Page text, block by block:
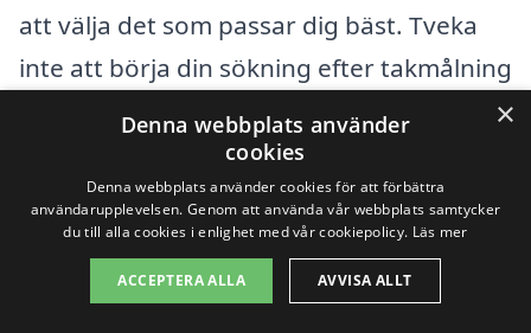
att välja det som passar dig bäst. Tveka
inte att börja din sökning efter takmålning
i Muskö eller i de närliggande städerna.
Med rätt hjälp kan du säkerställa att ditt
tak inte bara ser bra ut, utan också att det
är hållbart och långvarigt.
×
Denna webbplats använder
cookies
Denna webbplats använder cookies för att förbättra
användarupplevelsen. Genom att använda vår webbplats samtycker
du till alla cookies i enlighet med vår cookiepolicy. Läs mer
ACCEPTERA ALLA AVVISA ALLT